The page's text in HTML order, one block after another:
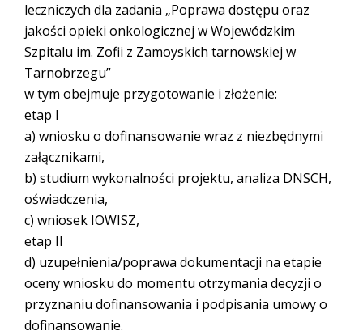
leczniczych dla zadania „Poprawa dostępu oraz
jakości opieki onkologicznej w Wojewódzkim
Szpitalu im. Zofii z Zamoyskich tarnowskiej w
Tarnobrzegu”
w tym obejmuje przygotowanie i złożenie:
etap I
a) wniosku o dofinansowanie wraz z niezbędnymi
załącznikami,
b) studium wykonalności projektu, analiza DNSCH,
oświadczenia,
c) wniosek IOWISZ,
etap II
d) uzupełnienia/poprawa dokumentacji na etapie
oceny wniosku do momentu otrzymania decyzji o
przyznaniu dofinansowania i podpisania umowy o
dofinansowanie.